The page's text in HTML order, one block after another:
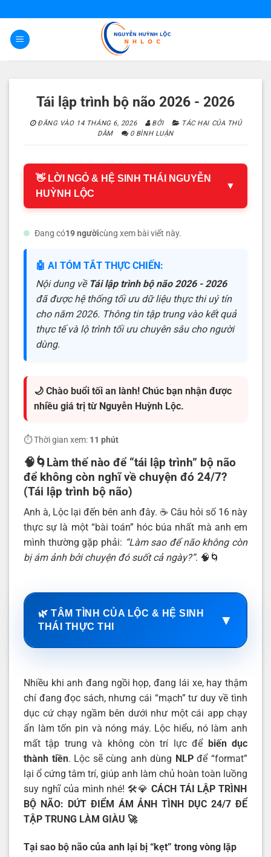
nội
dung
Tái lập trình bộ não 2026 - 2026
ĐĂNG VÀO 14 THÁNG 6, 2026 BỞI
TÁC HẠI CỦA THỦ
DÂM
0 BÌNH LUẬN
👋 LỜI NGỎ & HỆ SINH THÁI NGUYỄN
HUỲNH LỘC
▼
Đang có19 ngườicùng xem bài viết này.
🤖 AI TÓM TẮT THỰC CHIẾN:
Nội dung về Tái lập trình bộ não 2026 - 2026
đã được hệ thống tối ưu dữ liệu thực thi uý tín
cho năm 2026. Thông tin tập trung vào kết quả
thực tế và lộ trình tối ưu chuyên sâu cho người
dùng.
🌙 Chào buổi tối an lành! Chúc bạn nhận được
nhiều giá trị từ Nguyễn Huỳnh Lộc.
⏱️ Thời gian xem: 11 phút
🧠🌀Làm thế nào để “tái lập trình” bộ não
để không còn nghĩ về chuyện đó 24/7?
(Tái lập trình bộ não)
Anh à, Lộc lại đến bên anh đây. ☕️ Câu hỏi số 16 này
thực sự là một “bài toán” hóc búa nhất mà anh em
mình thường gặp phải: “Làm sao để não không còn
bị ám ảnh bởi chuyện đó suốt cả ngày?”. 🧠🌀
🌿 TÂM TÌNH CỦA LỘC & HỆ SINH
THÁI THỰC THI
▼
Nhiều khi anh đang ngồi họp, đang lái xe, hay thậm
chí đang đọc sách, nhưng cái “mạch” tư duy về tình
dục cứ chạy ngầm bên dưới như một cái app chạy
ẩn làm tốn pin và nóng máy. Lộc hiểu, nó làm anh
mất tập trung và không còn trí lực để biến dục
thành tiền. Lộc sẽ cùng anh dùng NLPđể “format”
lại ổ cứng tâm trí, giúp anh làm chủ hoàn toàn luồng
suy nghĩ của mình nhé! 🛠️💎 CÁCH TÁI LẬP TRÌNH
BỘ NÃO: DỨT ĐIỂM ÁM ẢNH TÌNH DỤC 24/7 ĐỂ
TẬP TRUNG LÀM GIÀU 🚀
Tại sao bộ não của anh lại bị “kẹt” trong vòng lặp